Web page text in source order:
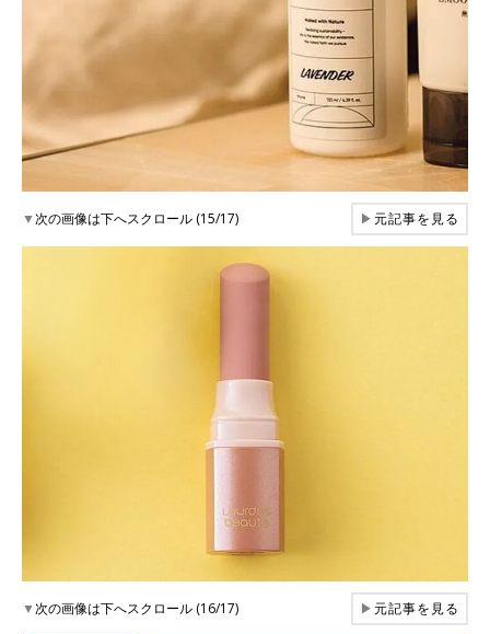
▼次の画像は下へスクロール (15/17) ▶元記事を見る
▼次の画像は下へスクロール (16/17) ▶元記事を見る